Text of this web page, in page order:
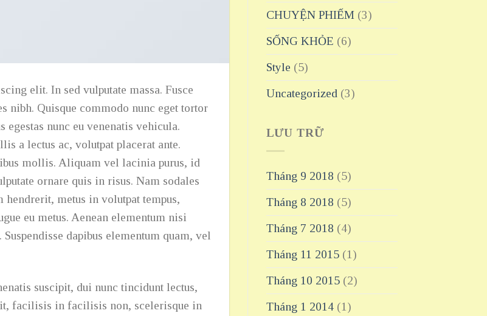
elit. In sed vulputate massa. Fusce
nibh. Quisque commodo nunc eget tortor
nunc eu venenatis vehicula.
a lectus ac, volutpat placerat ante.
mollis. Aliquam vel lacinia purus, id
ornare quis in risus. Nam sodales
metus in volutpat tempus,
eu metus. Aenean elementum nisi
dapibus elementum quam, vel
suscipit, dui nunc tincidunt lectus,
facilisis in facilisis non, scelerisque in
CHUYỆN PHIẾM(3)
SỐNG KHỎE (6)
Style (5)
Uncategorized(3)
LƯU TRỮ
Tháng 9 2018 (5)
Tháng 8 2018 (5)
Tháng 7 2018 (4)
Tháng 11 2015(1)
Tháng 10 2015(2)
Tháng 1 2014(1)